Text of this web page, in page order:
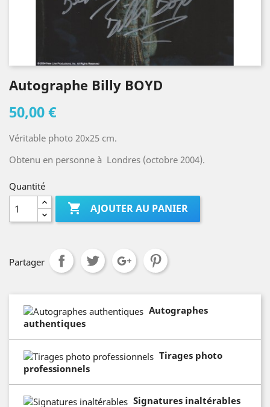
Autographe Billy BOYD
50,00 €
Véritable photo 20x25 cm.
Obtenu en personne à Londres (octobre 2004).
Quantité
 AJOUTER AU PANIER
Partager
Autographes
authentiques
Tirages photo
professionnels
Signatures inaltérables